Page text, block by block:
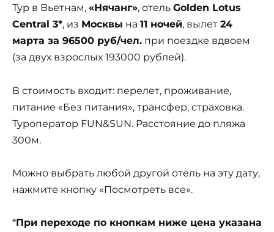
Тур в Вьетнам, «Нячанг», отель Golden Lotus
Central 3*, из Москвы на 11 ночей, вылет 24
марта за 96500 руб/чел. при поездке вдвоем
(за двух взрослых 193000 рублей).
В стоимость входит: перелет, проживание,
питание «Без питания», трансфер, страховка.
Туроператор FUN&SUN. Расстояние до пляжа
300м.
Можно выбрать любой другой отель на эту дату,
нажмите кнопку «Посмотреть все».
*При переходе по кнопкам ниже цена указана